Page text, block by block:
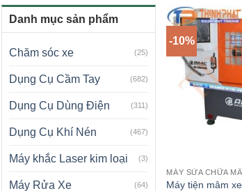
Danh mục sản phẩm
Chăm sóc xe (25)
Dụng Cụ Cầm Tay (682)
Dụng Cụ Dùng Điện (311)
Dụng Cụ Khí Nén (467)
Máy khắc Laser kim loại (3)
Máy Rửa Xe (64)
-10%
MÁY SỬA CHỮA
Máy tiện mâm